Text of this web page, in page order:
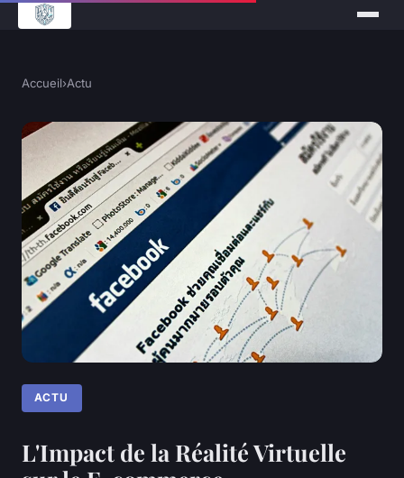
Accueil›Actu
ACTU
L'Impact de la Réalité Virtuelle